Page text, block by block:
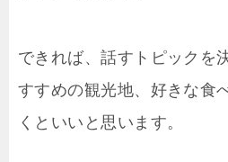
できれば、話すトピックを
すすめの観光地、好きな食
くといいと思います。